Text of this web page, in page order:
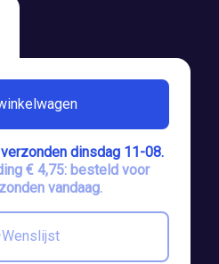
dinsdag 11-08.
€ 4,75: besteld voor
vandaag.
Wenslijst